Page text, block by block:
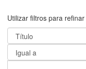
Utilizar filtros para